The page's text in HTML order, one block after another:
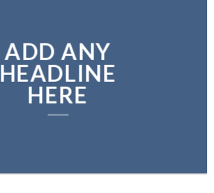
ADD ANY
HEADLINE
HERE